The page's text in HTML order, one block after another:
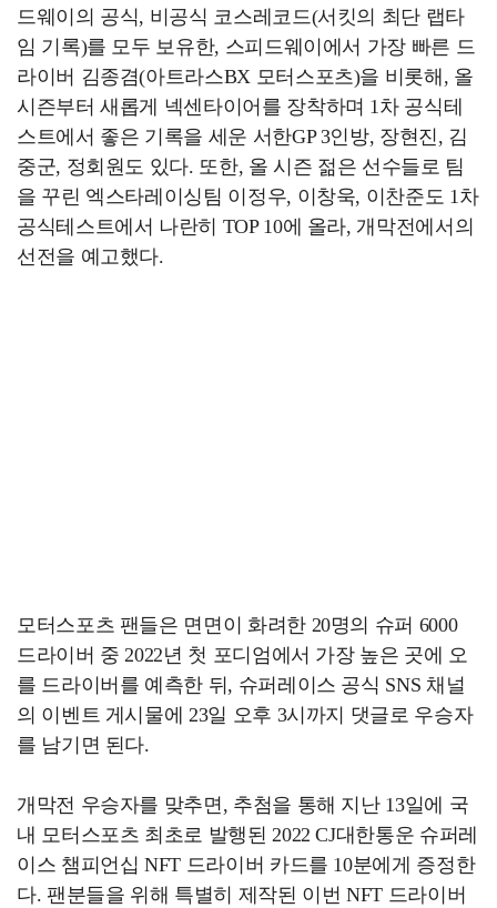
드웨이의 공식, 비공식 코스레코드(서킷의 최단 랩타
임 기록)를 모두 보유한, 스피드웨이에서 가장 빠른 드
라이버 김종겸(아트라스BX 모터스포츠)을 비롯해, 올
시즌부터 새롭게 넥센타이어를 장착하며 1차 공식테
스트에서 좋은 기록을 세운 서한GP 3인방, 장현진, 김
중군, 정회원도 있다. 또한, 올 시즌 젊은 선수들로 팀
을 꾸린 엑스타레이싱팀 이정우, 이창욱, 이찬준도 1차
공식테스트에서 나란히 TOP 10에 올라, 개막전에서의
선전을 예고했다.
모터스포츠 팬들은 면면이 화려한 20명의 슈퍼 6000
드라이버 중 2022년 첫 포디엄에서 가장 높은 곳에 오
를 드라이버를 예측한 뒤, 슈퍼레이스 공식 SNS 채널
의 이벤트 게시물에 23일 오후 3시까지 댓글로 우승자
를 남기면 된다.
개막전 우승자를 맞추면, 추첨을 통해 지난 13일에 국
내 모터스포츠 최초로 발행된 2022 CJ대한통운 슈퍼레
이스 챔피언십 NFT 드라이버 카드를 10분에게 증정한
다. 팬분들을 위해 특별히 제작된 이번 NFT 드라이버